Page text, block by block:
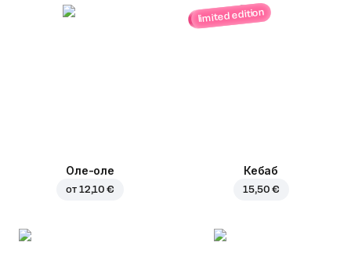
Оле-оле
от 12,10 €
limited edition
Кебаб
15,50 €